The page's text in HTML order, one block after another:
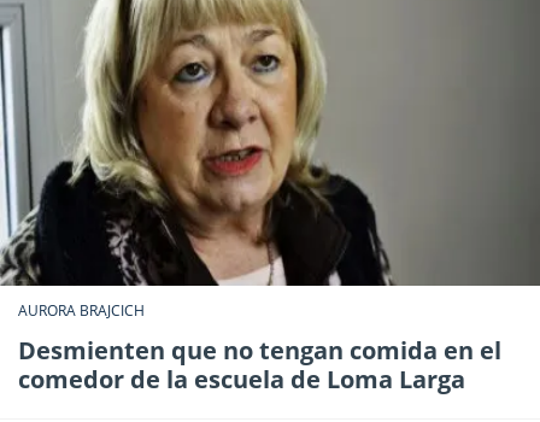
AURORA BRAJCICH
Desmienten que no tengan comida en el
comedor de la escuela de Loma Larga